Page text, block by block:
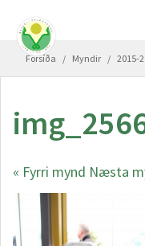
Forsíða / Myndir / 2015-
« Fyrri mynd Næsta